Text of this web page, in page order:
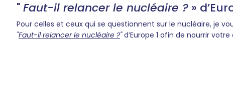
"Faut-il relancer le nucléaire ? »
Pour celles et ceux qui se questionnent sur le nucléaire, je
"Faut-il relancer le nucléaire ?"d’Europe 1 afin de nourrir